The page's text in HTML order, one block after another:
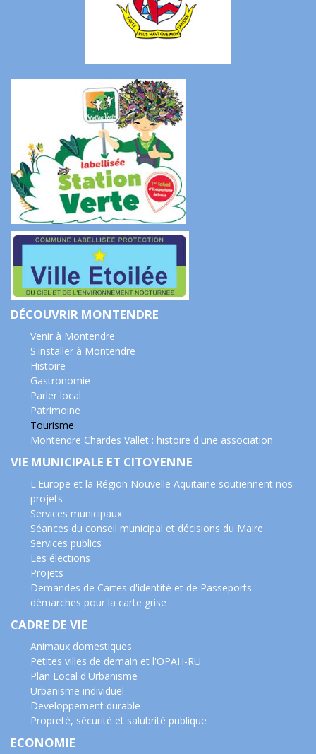
DÉCOUVRIR MONTENDRE
Venir à Montendre
S'installer à Montendre
Histoire
Gastronomie
Parler local
Patrimoine
Tourisme
Montendre Chardes Vallet : histoire d'une association
VIE MUNICIPALE ET CITOYENNE
L'Europe et la Région Nouvelle Aquitaine soutiennent nos
projets
Services municipaux
Séances du conseil municipal et décisions du Maire
Services publics
Les élections
Projets
Demandes de Cartes d'identité et de Passeports -
démarches pour la carte grise
CADRE DE VIE
Animaux domestiques
Petites villes de demain et l'OPAH-RU
Plan Local d'Urbanisme
Urbanisme individuel
Developpement durable
Propreté, sécurité et salubrité publique
ECONOMIE